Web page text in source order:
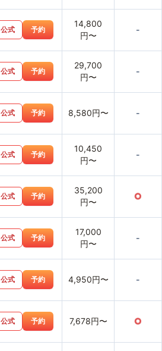
公式 予約
14,800
円〜
-
公式 予約
29,700
円〜
-
公式 予約 8,580円〜 -
公式 予約
10,450
円〜
-
公式 予約
35,200
円〜
○
公式 予約
17,000
円〜
-
公式 予約 4,950円〜 -
公式 予約 7,678円〜 ○